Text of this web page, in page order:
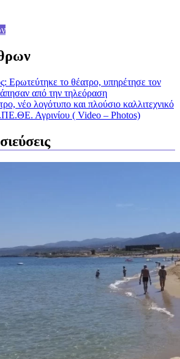
Ερωτεύτηκε το θέατρο, υπηρέτησε τον
από την τηλεόραση
νέο λογότυπο και πλούσιο καλλιτεχνικό
Αγρινίου ( Video – Photos)